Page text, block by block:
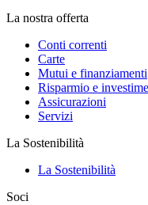
La nostra offerta
Conti correnti
Carte
Mutui e finanziamenti
Risparmio e
Assicurazioni
Servizi
La Sostenibilità
La Sostenibilità
Soci